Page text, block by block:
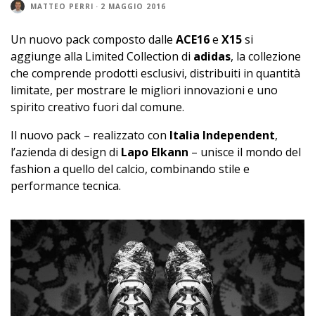
MATTEO PERRI · 2 MAGGIO 2016
Un nuovo pack composto dalle ACE16e X15si
aggiunge alla Limited Collection di adidas, la collezione
che comprende prodotti esclusivi, distribuiti in quantità
limitate, per mostrare le migliori innovazioni e uno
spirito creativo fuori dal comune.
Il nuovo pack – realizzato con Italia Independent,
l’azienda di design di Lapo Elkann – unisce il mondo del
fashion a quello del calcio, combinando stile e
performance tecnica.